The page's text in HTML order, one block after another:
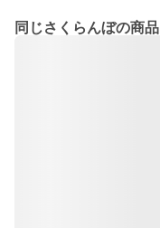
同じさくらんぼの商品